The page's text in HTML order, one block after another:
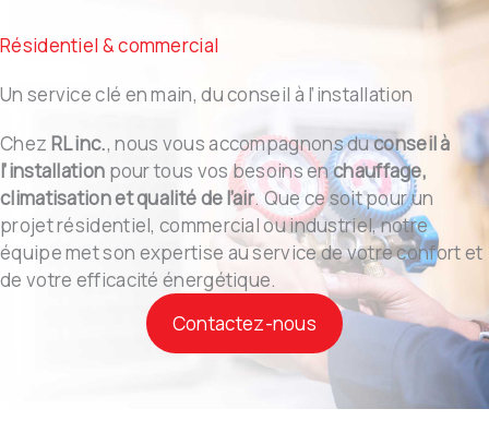
Résidentiel & commercial
Un service clé en main, du conseil à l’installation
Chez RL inc., nous vous accompagnons duconseil à
l’installation pour tous vos besoins enchauffage,
climatisation et qualité de l’air. Que ce soit pour un
projet résidentiel, commercial ou industriel, notre
équipe met son expertise au service de votre confort et
de votre efficacité énergétique.
Contactez-nous